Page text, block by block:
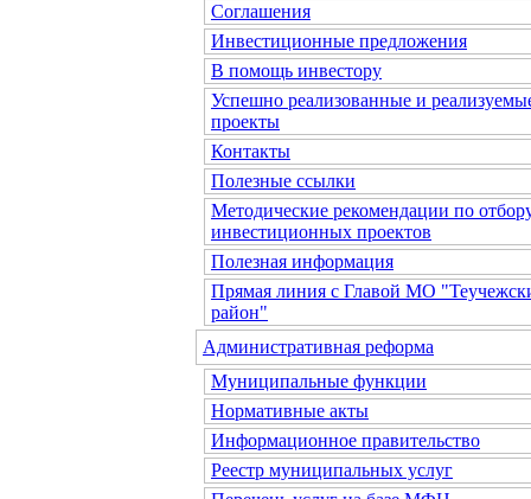
Соглашения
Инвестиционные предложения
В помощь инвестору
Успешно реализованные и
проекты
Контакты
Полезные ссылки
Методические рекомендации по
инвестиционных проектов
Полезная информация
Прямая линия с Главой МО
район"
Административная реформа
Муниципальные функции
Нормативные акты
Информационное правительство
Реестр муниципальных услуг